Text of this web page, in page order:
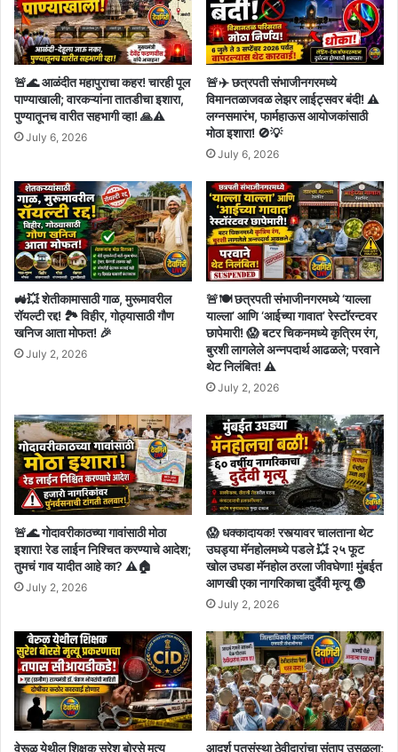
🚨🌊 आळंदीत महापुराचा कहर! चारही पूल
पाण्याखाली; वारकऱ्यांना तातडीचा इशारा,
पुण्यातूनच वारीत सहभागी व्हा! 🙏⚠️
July 6, 2026
🚨✈️ छत्रपती संभाजीनगरमध्ये
विमानतळाजवळ लेझर लाईट्सवर बंदी! ⚠️
लग्नसमारंभ, फार्महाऊस आयोजकांसाठी
मोठा इशारा! 🚫💡
July 6, 2026
🚜💥 शेतीकामासाठी गाळ, मुरूमावरील
रॉयल्टी रद्द! 🏞️ विहीर, गोठ्यासाठी गौण
खनिज आता मोफत! 🎉
July 2, 2026
🚨🍽️ छत्रपती संभाजीनगरमध्ये ‘याल्ला
याल्ला’ आणि ‘आईच्या गावात’ रेस्टॉरन्टवर
छापेमारी! 😱 बटर चिकनमध्ये कृत्रिम रंग,
बुरशी लागलेले अन्नपदार्थ आढळले; परवाने
थेट निलंबित! ⚠️
July 2, 2026
🚨🌊 गोदावरीकाठच्या गावांसाठी मोठा
इशारा! रेड लाईन निश्चित करण्याचे आदेश;
तुमचं गाव यादीत आहे का? ⚠️🏠
July 2, 2026
😱 धक्कादायक! रस्त्यावर चालताना थेट
उघड्या मॅनहोलमध्ये पडले 💥 २५ फूट
खोल उघडा मॅनहोल ठरला जीवघेणा! मुंबईत
आणखी एका नागरिकाचा दुर्दैवी मृत्यू 😨
July 2, 2026
वेरूळ येथील शिक्षक सुरेश बोरसे मृत्यू
आदर्श पतसंस्था ठेवीदारांचा संताप उसळला;